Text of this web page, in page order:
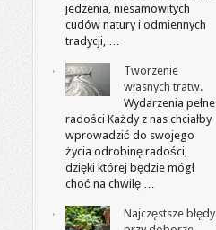
jedzenia, niesamowitych
cudów natury i odmiennych
tradycji, …
Tworzenie
własnych tratw.
Wydarzenia pełne
radości Każdy z nas chciałby
wprowadzić do swojego
życia odrobinę radości,
dzięki której będzie mógł
choć na chwilę …
Najczęstsze błędy